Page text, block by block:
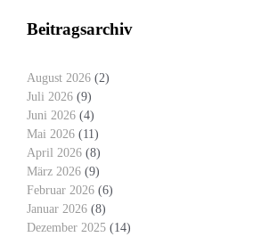
Beitragsarchiv
August 2026 (2)
Juli 2026 (9)
Juni 2026 (4)
Mai 2026 (11)
April 2026 (8)
März 2026 (9)
Februar 2026 (6)
Januar 2026 (8)
Dezember 2025 (14)